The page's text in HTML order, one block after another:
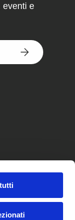
eventi e
Iscriviti